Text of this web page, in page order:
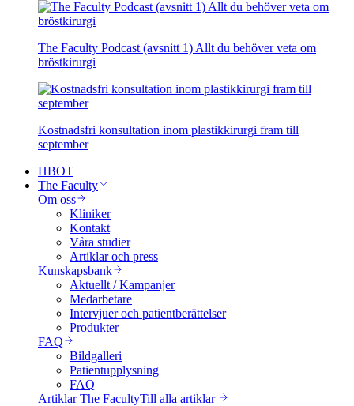
The Faculty Podcast (avsnitt 1) Allt du behöver veta om
bröstkirurgi
Kostnadsfri konsultation inom plastikkirurgi fram till
september
HBOT
The Faculty
Om oss
Kliniker
Kontakt
Våra studier
Artiklar och press
Kunskapsbank
Aktuellt / Kampanjer
Medarbetare
Intervjuer och patientberättelser
Produkter
FAQ
Bildgalleri
Patientupplysning
FAQ
Artiklar The FacultyTill alla artiklar